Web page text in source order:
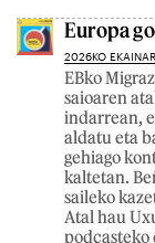
Europa
2026KO
EBko
saioaren
indarrean,
aldatu eta
gehiago
kaltetan.
saileko
Atal hau
podcasteko